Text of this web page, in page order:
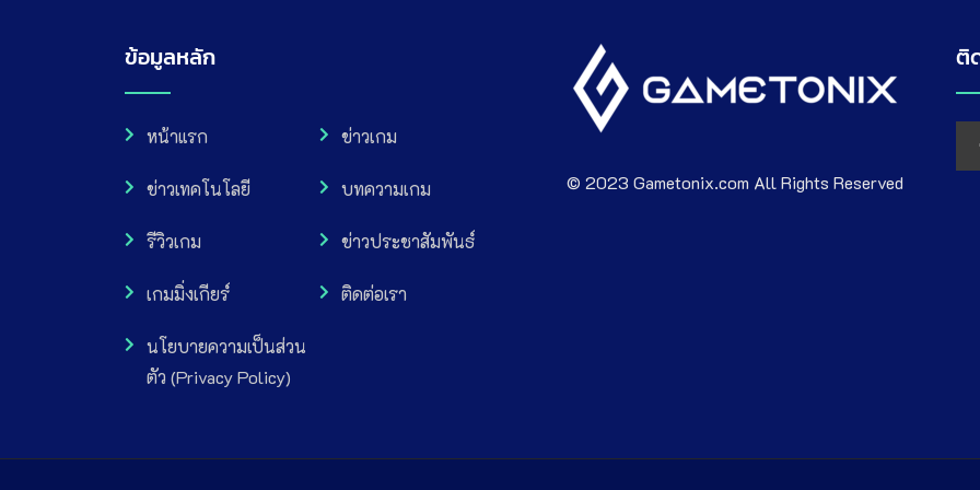
ข้อมูลหลัก
หน้าแรก ข่าวเกม
ข่าวเทคโนโลยี บทความเกม
รีวิวเกม ข่าวประชาสัมพันธ์
เกมมิ่งเกียร์ ติดต่อเรา
นโยบายความเป็นส่วน
ตัว (Privacy Policy)
© 2023 Gametonix.com All Rights Reserved
ติ